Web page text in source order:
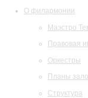
О филармонии
Маэстро
Правовая
Оркестры
Планы
Структура